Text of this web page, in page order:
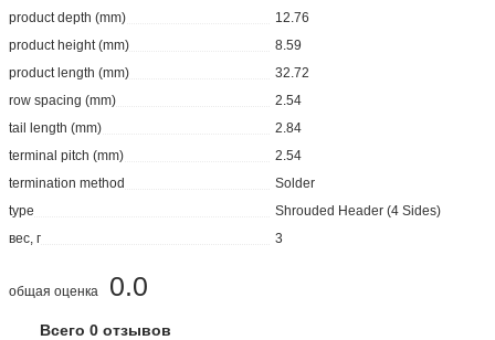
product depth (mm)
12.76
product height (mm)
8.59
product length (mm)
32.72
row spacing (mm)
2.54
tail length (mm)
2.84
terminal pitch (mm)
2.54
termination method
Solder
type
Shrouded Header (4 Sides)
вес, г
3
0.0
общая оценка
Всего 0 отзывов